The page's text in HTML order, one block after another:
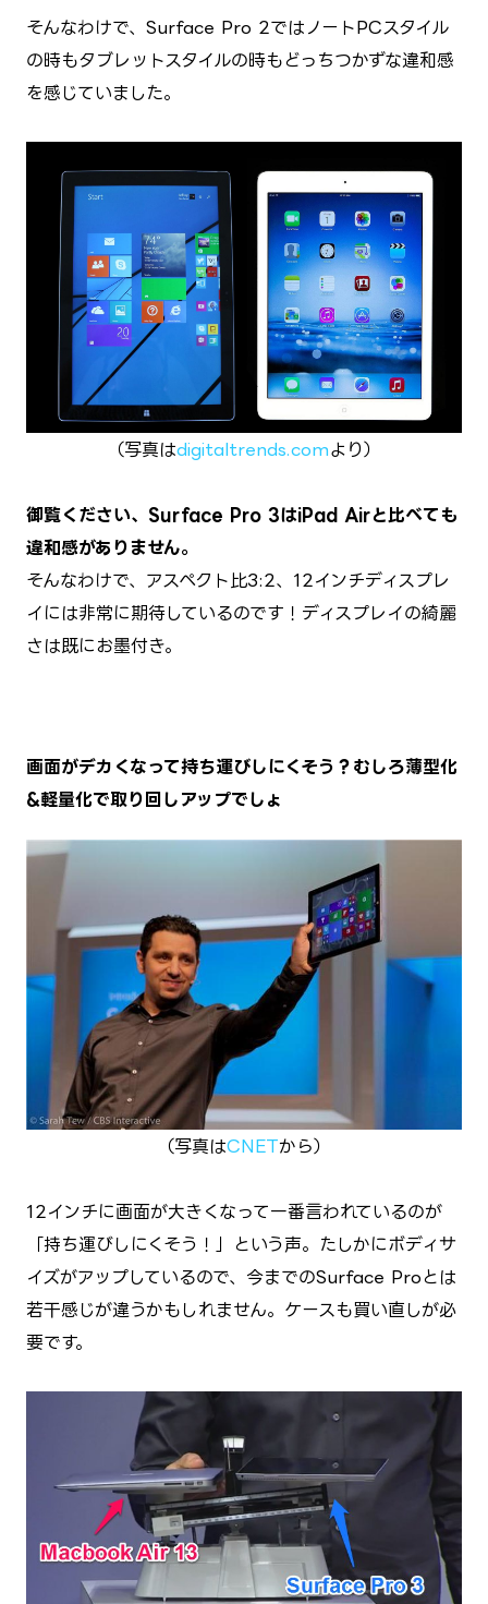
そんなわけで、Surface Pro 2ではノートPCスタイル
の時もタブレットスタイルの時もどっちつかずな違和感
を感じていました。
（写真はdigitaltrends.comより）
御覧ください、Surface Pro 3はiPad Airと比べても
違和感がありません。
そんなわけで、アスペクト比3:2、12インチディスプレ
イには非常に期待しているのです！ディスプレイの綺麗
さは既にお墨付き。
画面がデカくなって持ち運びしにくそう？むしろ薄型化
&軽量化で取り回しアップでしょ
（写真はCNETから）
12インチに画面が大きくなって一番言われているのが
「持ち運びしにくそう！」という声。たしかにボディサ
イズがアップしているので、今までのSurface Proとは
若干感じが違うかもしれません。ケースも買い直しが必
要です。